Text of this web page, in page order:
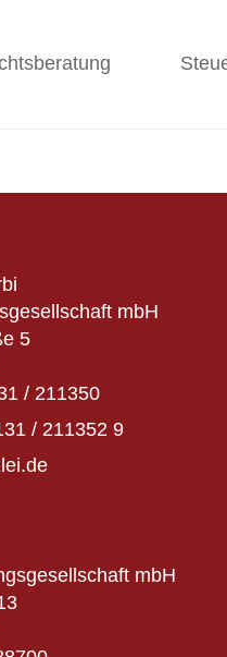
mbH
5
/ 211350
/ 211352 9
mbH